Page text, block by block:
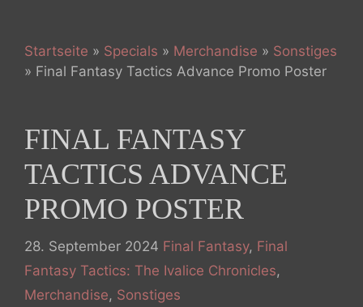
Startseite » Specials » Merchandise » Sonstiges
» Final Fantasy Tactics Advance Promo Poster
FINAL FANTASY
TACTICS ADVANCE
PROMO POSTER
28. September 2024 Kategorien
Final Fantasy, Final
Fantasy Tactics: The Ivalice Chronicles,
Merchandise, Sonstiges